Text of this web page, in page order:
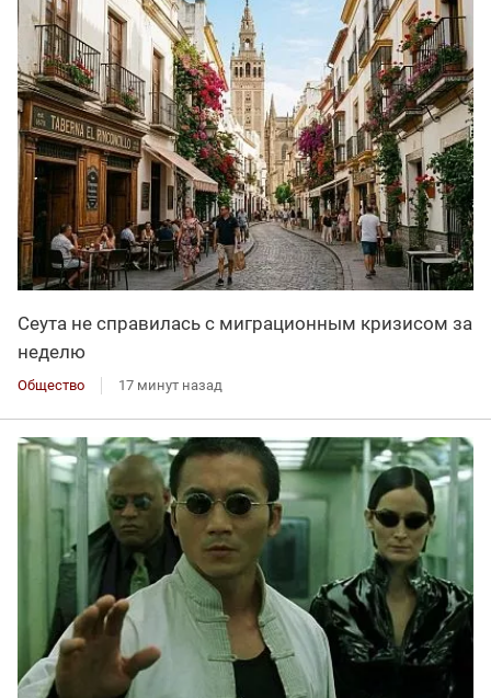
Сеута не справилась с миграционным кризисом за
неделю
Общество 17 минут назад